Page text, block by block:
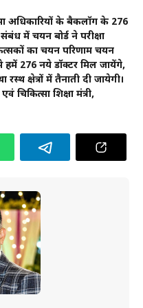
अधिकारियों के बैकलॉग के 276
में चयन बोर्ड ने परीक्षा
का चयन परिणाम चयन
हमें 276 नये डॉक्टर मिल जायेंगे,
क्षेत्रों में तैनाती दी जायेगी।
चिकित्सा शिक्षा मंत्री,